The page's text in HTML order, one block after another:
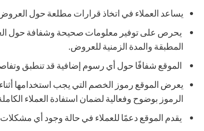
يساعد العملاء في اتخاذ قرارات مطلعة حول
يحرص على توفير معلومات صحيحة وشفافة حول
المطبقة والمدة الزمنية للعروض.
الموقع شفافًا حول أي رسوم إضافية قد تنطبق
يعرض الموقع رموز الخصم التي يجب استخدامها
الرموز بوضوح وفعالية لضمان استفادة العملاء
يقدم الموقع دعمًا للعملاء في حالة وجود أي